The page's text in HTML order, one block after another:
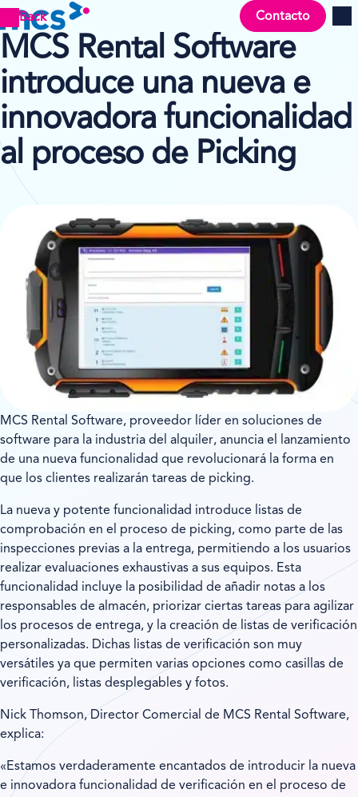
Back Contacto
MCS Rental Software
introduce una nueva e
innovadora funcionalidad
al proceso de Picking
MCS Rental Software, proveedor líder en soluciones de
software para la industria del alquiler, anuncia el lanzamiento
de una nueva funcionalidad que revolucionará la forma en
que los clientes realizarán tareas de picking.
La nueva y potente funcionalidad introduce listas de
comprobación en el proceso de picking, como parte de las
inspecciones previas a la entrega, permitiendo a los usuarios
realizar evaluaciones exhaustivas a sus equipos. Esta
funcionalidad incluye la posibilidad de añadir notas a los
responsables de almacén, priorizar ciertas tareas para agilizar
los procesos de entrega, y la creación de listas de verificación
personalizadas. Dichas listas de verificación son muy
versátiles ya que permiten varias opciones como casillas de
verificación, listas desplegables y fotos.
Nick Thomson, Director Comercial de MCS Rental Software,
explica:
«Estamos verdaderamente encantados de introducir la nueva
e innovadora funcionalidad de verificación en el proceso de